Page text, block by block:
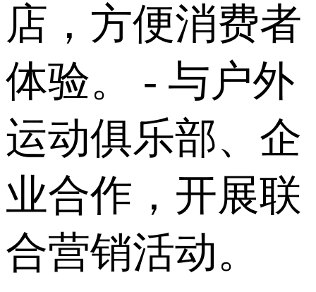
店，方便消费者
体验。 - 与户外
运动俱乐部、企
业合作，开展联
合营销活动。